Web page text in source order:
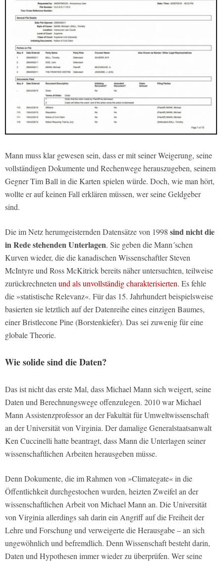
Mann muss klar gewesen sein, dass er mit seiner Weigerung, seine
vollständigen Dokumente und Rechenwege herauszugeben, seinem
Gegner Tim Ball in die Karten spielen würde. Doch, wie man hört,
wollte er auf keinen Fall erklären müssen, wer seine Geldgeber
sind.
Die im Netz herumgeisternden Datensätze von 1998 sind nicht die
in Rede stehenden Unterlagen. Sie geben die Mann´schen
Kurven wieder, die die kanadischen Wissenschaftler Steven
McIntyre und Ross McKitrick bereits näher untersuchten, teilweise
zurückrechneten und als unvollständig charakterisierten. Es fehle
die »statistische Relevanz«. Für das 15. Jahrhundert beispielsweise
basierten sie letztlich auf der Datenreihe eines einzigen Baumes,
einer Bristlecone Pine (Borstenkiefer). Das sei zuwenig für eine
globale Theorie.
Wie solide sind die Daten?
Das ist nicht das erste Mal, dass Michael Mann sich weigert, seine
Daten und Berechnungswege offenzulegen. 2010 war Michael
Mann Assistenzprofessor an der Fakultät für Umweltwissenschaft
an der Universität von Virginia. Der damalige Generalstaatsanwalt
Ken Cuccinelli hatte beantragt, dass Mann die Unterlagen seiner
wissenschaftlichen Arbeiten herausgeben müsse.
Denn Dokumente, die im Rahmen von »Climategate« in die
Öffentlichkeit durchgestochen wurden, heizten Zweifel an der
wissenschaftlichen Arbeit von Michael Mann an. Die Universität
von Virginia allerdings sah darin ein Angriff auf die Freiheit der
Lehre und Forschung und verweigerte die Herausgabe – an sich
ungewöhnlich und befremdlich. Denn Wissenschaft besteht darin,
Daten und Hypothesen immer wieder zu überprüfen. Wer seine